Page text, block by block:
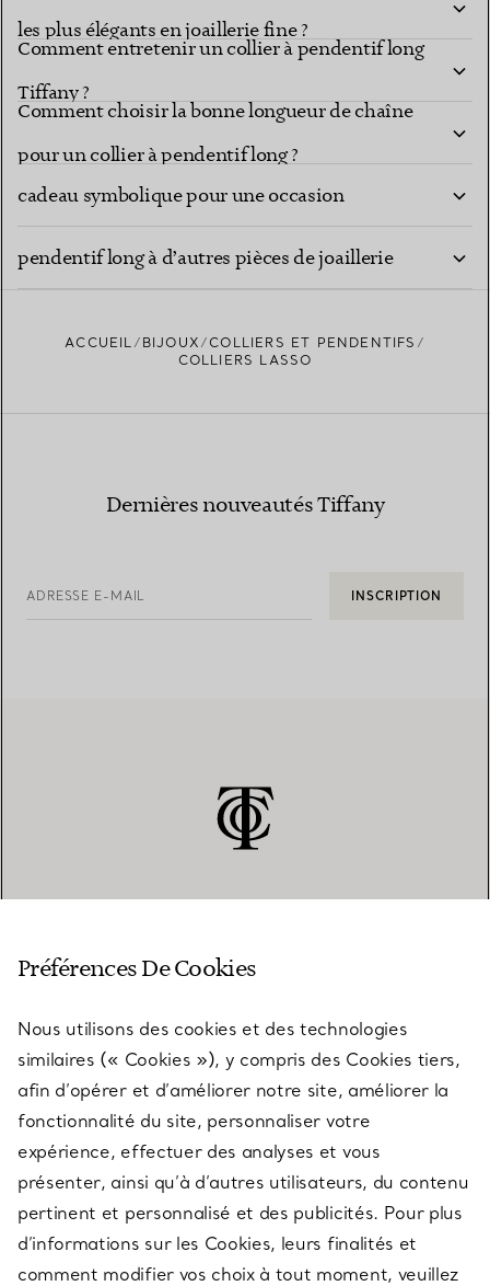
les plus élégants en joaillerie fine ?
Comment entretenir un collier à pendentif long
Tiffany ?
Comment choisir la bonne longueur de chaîne
pour un collier à pendentif long ?
Un collier à pendentif long Tiffany est-il un
cadeau symbolique pour une occasion
Comment puis-je superposer un collier à
pendentif long à d’autres pièces de joaillerie
ACCUEIL BIJOUX
COLLIERS ET PENDENTIFS
COLLIERS LASSO
Dernières nouveautés Tiffany
ADRESSE E-MAIL INSCRIPTION
SERVICES
À PROPOS
QUESTIONS LÉGALES
Préférences De Cookies
Nous utilisons des cookies et des technologies
similaires (« Cookies »), y compris des Cookies tiers,
afin d’opérer et d’améliorer notre site, améliorer la
fonctionnalité du site, personnaliser votre
expérience, effectuer des analyses et vous
présenter, ainsi qu’à d’autres utilisateurs, du contenu
pertinent et personnalisé et des publicités. Pour plus
d’informations sur les Cookies, leurs finalités et
comment modifier vos choix à tout moment, veuillez